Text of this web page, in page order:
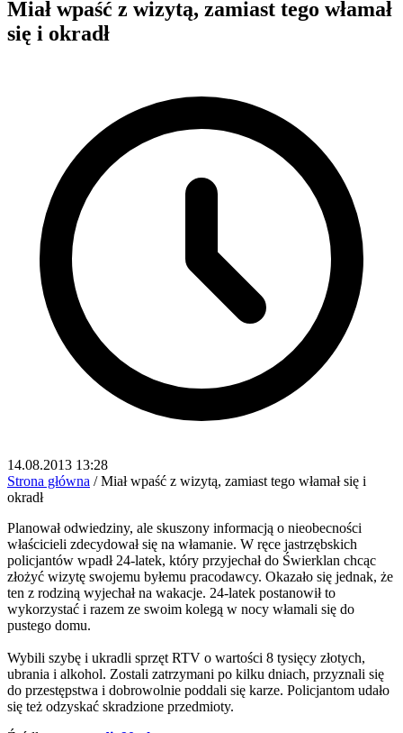
Miał wpaść z wizytą, zamiast tego włamał
się i okradł
14.08.2013 13:28
Strona główna / Miał wpaść z wizytą, zamiast tego włamał się i
okradł
Planował odwiedziny, ale skuszony informacją o nieobecności
właścicieli zdecydował się na włamanie. W ręce jastrzębskich
policjantów wpadł 24-latek, który przyjechał do Świerklan chcąc
złożyć wizytę swojemu byłemu pracodawcy. Okazało się jednak, że
ten z rodziną wyjechał na wakacje. 24-latek postanowił to
wykorzystać i razem ze swoim kolegą w nocy włamali się do
pustego domu.
Wybili szybę i ukradli sprzęt RTV o wartości 8 tysięcy złotych,
ubrania i alkohol. Zostali zatrzymani po kilku dniach, przyznali się
do przestępstwa i dobrowolnie poddali się karze. Policjantom udało
się też odzyskać skradzione przedmioty.